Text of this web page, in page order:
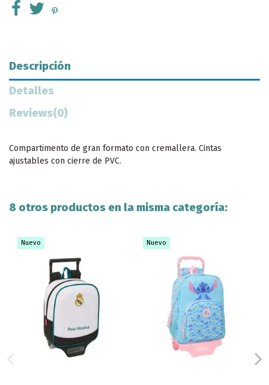
Descripción
Detalles
Reviews(0)
Compartimento de gran formato con cremallera. Cintas
ajustables con cierre de PVC.
8 otros productos en la misma categoría:
Nuevo Nuevo